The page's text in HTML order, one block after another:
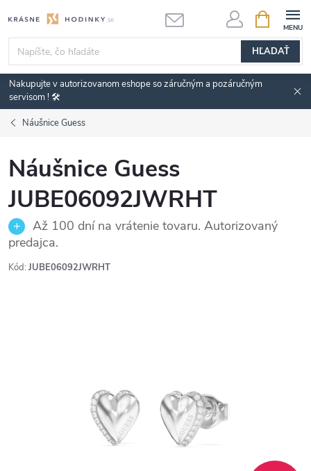
na
obsah
HĽADAŤ
KOŠÍK
Nakupujte v autorizovanom eshope so záručným a pozáručným
servisom ! 🛠️
Náušnice Guess
Náušnice Guess
JUBE06092JWRHT
Až 100 dní na vrátenie tovaru. Autorizovaný
predajca.
Kód: JUBE06092JWRHT